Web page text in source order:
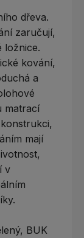
dřeva.
zaručují,
ložnice.
kování,
a
matrací
mají
v
BUK